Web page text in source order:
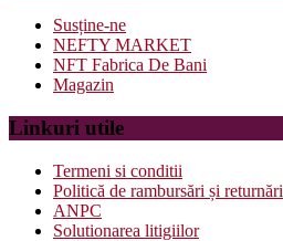
Susține-ne
NEFTY MARKET
NFT Fabrica De Bani
Magazin
Linkuri utile
Termeni si conditii
Politică de rambursări și returnări
ANPC
Solutionarea litigiilor